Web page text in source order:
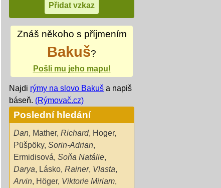
Znáš někoho s příjmením
Bakuš?
Pošli mu jeho mapu!
Najdi rýmy na slovo Bakuš a napiš
báseň. (Rýmovač.cz)
Poslední hledání
Dan, Mather, Richard, Hoger,
Püšpöky, Sorin-Adrian,
Ermidisová, Soňa Natálie,
Darya, Lásko, Rainer, Vlasta,
Arvin, Höger, Viktorie Miriam,